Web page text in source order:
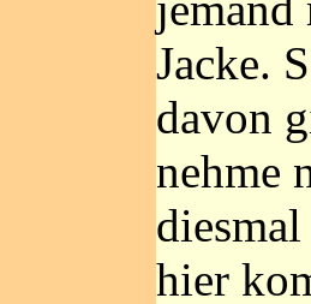
Jacke.
davon
nehme
hier